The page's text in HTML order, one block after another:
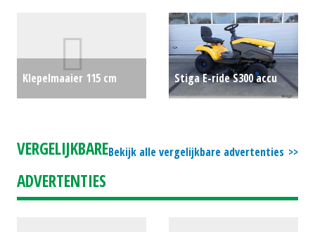
Klepelmaaier 115 cm
Stiga E-ride S300 accu
Bekijk alle vergelijkbare advertenties
VERGELIJKBARE
ADVERTENTIES